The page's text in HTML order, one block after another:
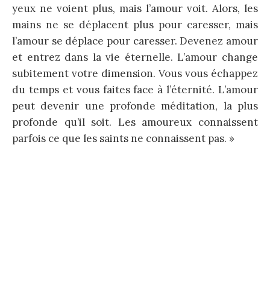
yeux ne voient plus, mais l’amour voit. Alors, les
mains ne se déplacent plus pour caresser, mais
l’amour se déplace pour caresser. Devenez amour
et entrez dans la vie éternelle. L’amour change
subitement votre dimension. Vous vous échappez
du temps et vous faites face à l’éternité. L’amour
peut devenir une profonde méditation, la plus
profonde qu’il soit. Les amoureux connaissent
parfois ce que les saints ne connaissent pas. »